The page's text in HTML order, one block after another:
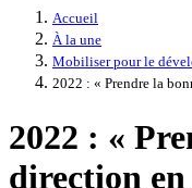
Accueil
À la une
Mobiliser pour le
2022 : « Prendre la
2022 : «
direction